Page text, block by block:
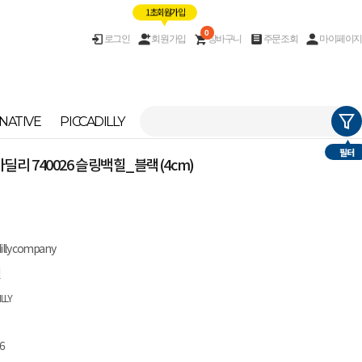
로그인 회원가입
1초 회원가입
장바구니
0
주문조회 마이페이지
PICCADILLY
필터
딜리 740026 슬링백힐_블랙(4cm)
company